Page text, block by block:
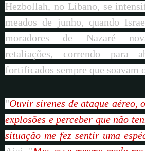
Hezbollah, no Líbano, se
meados de junho, quando
moradores de Nazaré
retaliações, correndo para
fortificados sempre que soavam
"Ouvir sirenes de ataque aéreo,
explosões e perceber que não
situação me fez sentir uma